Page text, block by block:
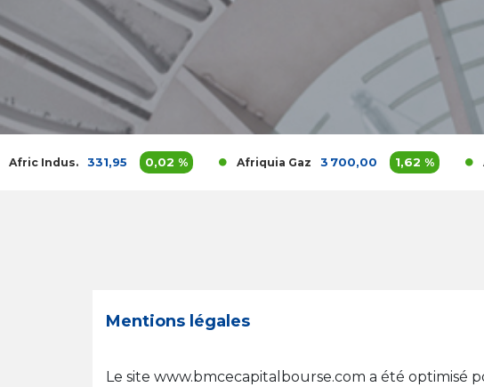
331,95 0,02 % Afriquia Gaz 3 700,00 1,62 % Agma 6
Mentions légales
Le site www.bmcecapitalbourse.com a été optimisé